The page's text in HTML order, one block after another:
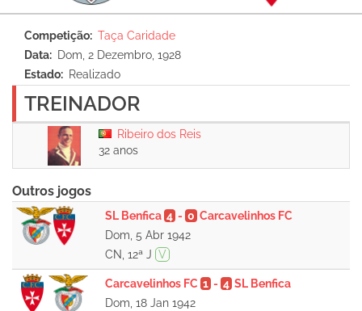
Competição
Taça Caridade
Data
Dom, 2 Dezembro, 1928
Estado
Realizado
TREINADOR
Ribeiro dos Reis
32 anos
Outros jogos
SL Benfica 4- 0 Carcavelinhos FC
Dom, 5 Abr 1942
CN, 12ª J V
Carcavelinhos FC 1- 4 SL Benfica
Dom, 18 Jan 1942